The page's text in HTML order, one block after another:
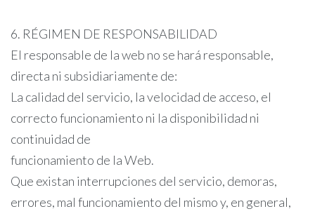
6. RÉGIMEN DE RESPONSABILIDAD
El responsable de la web no se hará responsable,
directa ni subsidiariamente de:
La calidad del servicio, la velocidad de acceso, el
correcto funcionamiento ni la disponibilidad ni
continuidad de
funcionamiento de la Web.
Que existan interrupciones del servicio, demoras,
errores, mal funcionamiento del mismo y, en general,